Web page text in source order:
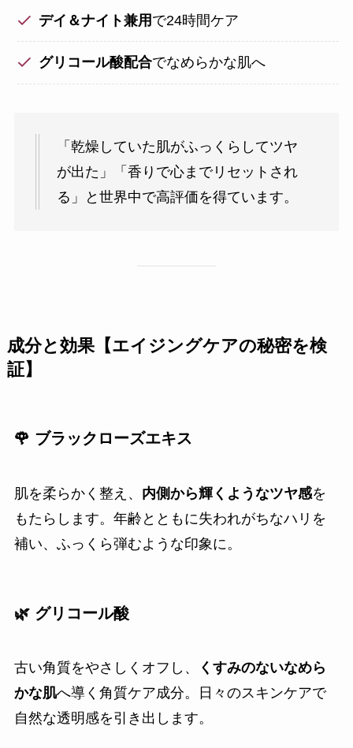
デイ＆ナイト兼用 で24時間ケア
グリコール酸配合でなめらかな肌へ
「乾燥していた肌がふっくらしてツヤ
が出た」「香りで心までリセットされ
る」と世界中で高評価を得ています。
成分と効果【エイジングケアの秘密を検
証】
🌹 ブラックローズエキス
肌を柔らかく整え、 内側から輝くようなツヤ感を
もたらします。年齢とともに失われがちなハリを
補い、ふっくら弾むような印象に。
🌿 グリコール酸
古い角質をやさしくオフし、
くすみのないなめら
かな肌へ導く角質ケア成分。日々のスキンケアで
自然な透明感を引き出します。